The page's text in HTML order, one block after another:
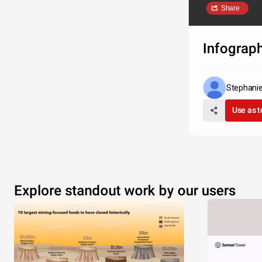
extranjero. La cena
Share
Use as
Explore standout work by our users